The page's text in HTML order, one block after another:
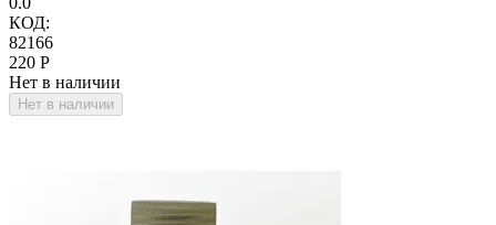
КОД:
82166
‍220‍ Р
Нет в наличии
Нет в наличии